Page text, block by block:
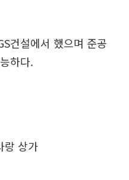
건설에서 했으며 준공
하다.
랑 상가